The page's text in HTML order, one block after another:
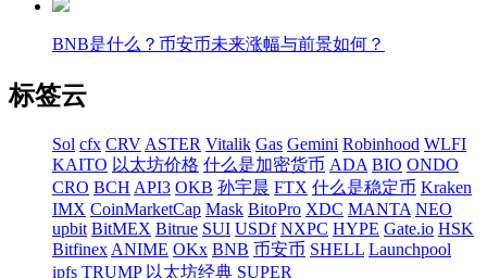
BNB是什么？币安币未来涨幅与前景如何？
标签云
Sol cfx CRV ASTER Vitalik Gas Gemini Robinhood WLFI
KAITO 以太坊价格 什么是加密货币 ADA BIO ONDO
CRO BCH API3 OKB 孙宇晨 FTX 什么是稳定币 Kraken
IMX CoinMarketCap Mask BitoPro XDC MANTA NEO
upbit BitMEX Bitrue SUI USDf NXPC HYPE Gate.io HSK
Bitfinex ANIME OKx BNB 币安币 SHELL Launchpool
ipfs TRUMP 以太坊经典 SUPER